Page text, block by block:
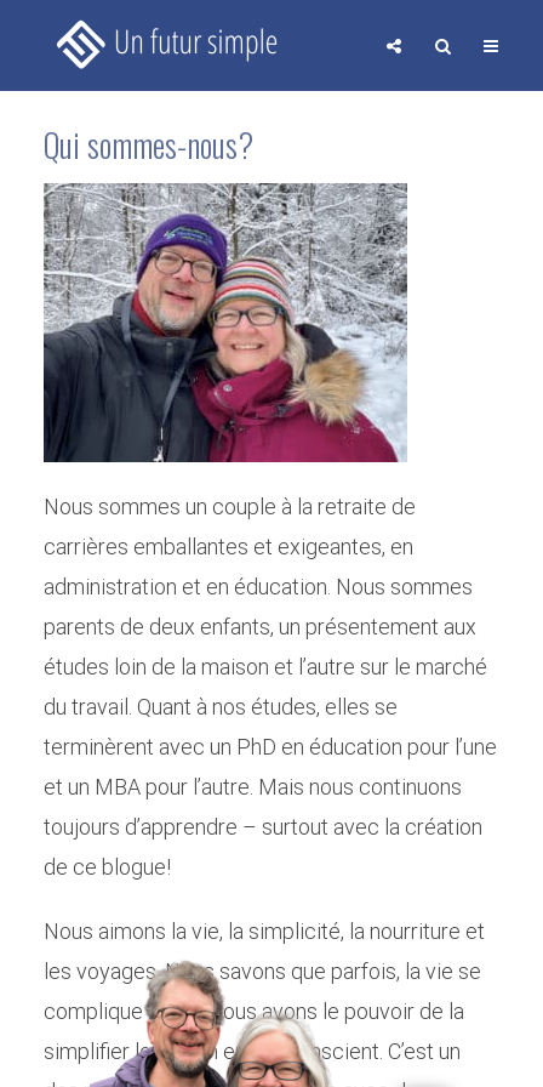
Qui sommes-nous?
Nous sommes un couple à la retraite de
carrières emballantes et exigeantes, en
administration et en éducation. Nous sommes
parents de deux enfants, un présentement aux
études loin de la maison et l’autre sur le marché
du travail. Quant à nos études, elles se
terminèrent avec un PhD en éducation pour l’une
et un MBA pour l’autre. Mais nous continuons
toujours d’apprendre – surtout avec la création
de ce blogue!
Nous aimons la vie, la simplicité, la nourriture et
les voyages. Nous savons que parfois, la vie se
complique et que nous avons le pouvoir de la
simplifier lorsqu’on en est conscient. C’est un